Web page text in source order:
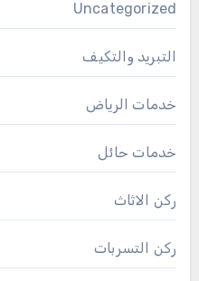
Uncategorized
التبريد والتكيف
خدمات الرياض
خدمات حائل
ركن الاثاث
ركن التسربات